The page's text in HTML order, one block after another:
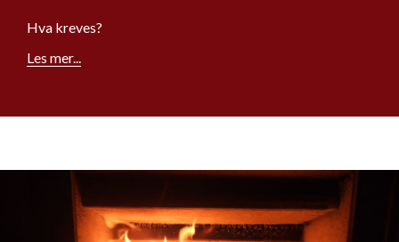
Hva kreves?
Les mer...